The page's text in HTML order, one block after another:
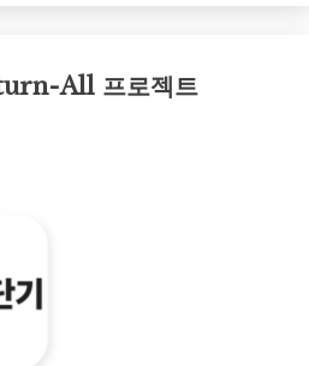
All 프로젝트